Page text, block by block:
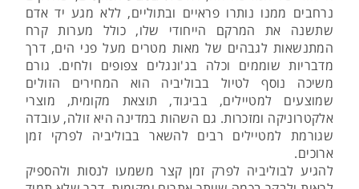
נרחבים ממנו נותרו פראיים ובתוליים, ללא מגע יד אדם
שתשנה את המרקם הייחודי שלו, כולל מערות קרח
המתנשאות לגבהים של מאות מטרים מעל פני הים, דרך
מדבריות שוממים וכלה בג'ונגלים צפופים ולחים. גורם
משיכה נוסף לטיול בבוליביה הוא המחירים הזולים
שמוצעים למטיילים, בביגוד, תוצאת מקומית, מוצרי
אלקטרוניקה ומזכרות. גם השהות במדינה היא זולה, עובדה
שגורמת למטיילים רבים להשאר בבוליביה לפרקי זמן
ארוכים.
להגיע לבוליביה לפרק זמן קצר משמעו לנסות ולהספיק